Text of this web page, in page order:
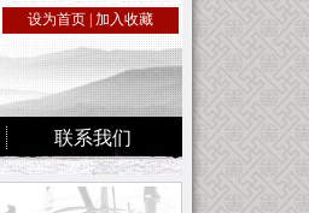
设为首页 加入收藏
联系我们